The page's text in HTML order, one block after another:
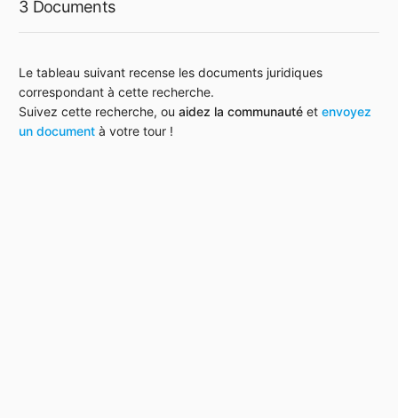
3 Documents
Le tableau suivant recense les documents juridiques
correspondant à cette recherche.
Suivez cette recherche, ou aidez la communauté et envoyez
un document à votre tour !